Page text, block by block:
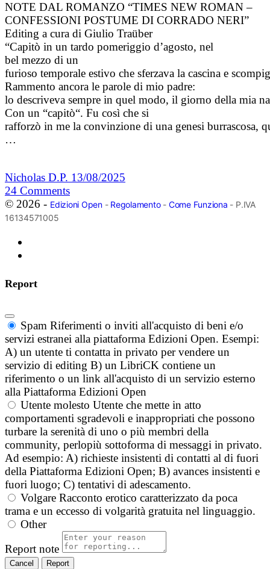
NOTE DAL ROMANZO “TIMES NEW ROMAN –
CONFESSIONI POSTUME DI CORRADO NERI”
Editing a cura di Giulio Traüber
“Capitò in un tardo pomeriggio d’agosto, nel
bel mezzo di un
furioso temporale estivo che sferzava la cascina e
Rammento ancora le parole di mio padre:
lo descriveva sempre in quel modo, il giorno della mia
Con un “capitò“. Fu così che si
rafforzò in me la convinzione di una genesi burrascosa,
…
Nicholas D.P. 13/08/2025
24 Comments
© 2026 - Edizioni Open- Regolamento- Come Funziona - P.IVA
16134571005
Report
Spam Riferimenti o inviti all'acquisto di beni e/o
servizi estranei alla piattaforma Edizioni Open. Esempi:
A) un utente ti contatta in privato per vendere un
servizio di editing B) un LibriCK contiene un
riferimento o un link all'acquisto di un servizio esterno
alla Piattaforma Edizioni Open
Utente molesto Utente che mette in atto
comportamenti sgradevoli e inappropriati che possono
turbare la serenità di uno o più membri della
community, perlopiù sottoforma di messaggi in privato.
Ad esempio: A) richieste insistenti di contatti al di fuori
della Piattaforma Edizioni Open; B) avances insistenti e
fuori luogo; C) tentativi di adescamento.
Volgare Racconto erotico caratterizzato da poca
trama e un eccesso di volgarità gratuita nel linguaggio.
Other
Report note
Report